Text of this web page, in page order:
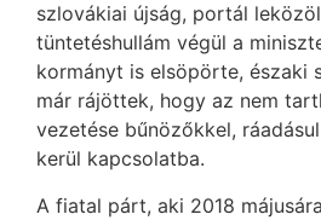
szlovákiai újság, portál
tüntetéshullám végül a
kormányt is elsöpörte, északi
már rájöttek, hogy az nem
vezetése bűnözőkkel,
kerül kapcsolatba.
A fiatal párt, aki 2018